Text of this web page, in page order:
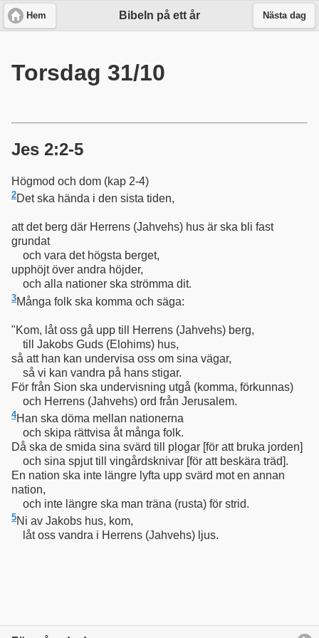
Hem Bibeln på ett år Nästa dag
Torsdag 31/10
Jes 2:2-5
Högmod och dom (kap 2-4)
2Det ska hända i den sista tiden,
att det berg där Herrens (Jahvehs) hus är ska bli fast
grundat
och vara det högsta berget,
upphöjt över andra höjder,
och alla nationer ska strömma dit.
3Många folk ska komma och säga:
"Kom, låt oss gå upp till Herrens (Jahvehs) berg,
till Jakobs Guds (Elohims) hus,
så att han kan undervisa oss om sina vägar,
så vi kan vandra på hans stigar.
För från Sion ska undervisning utgå (komma, förkunnas)
och Herrens (Jahvehs) ord från Jerusalem.
4Han ska döma mellan nationerna
och skipa rättvisa åt många folk.
Då ska de smida sina svärd till plogar [för att bruka jorden]
och sina spjut till vingårdsknivar [för att beskära träd].
En nation ska inte längre lyfta upp svärd mot en annan
nation,
och inte längre ska man träna (rusta) för strid.
5Ni av Jakobs hus, kom,
låt oss vandra i Herrens (Jahvehs) ljus.